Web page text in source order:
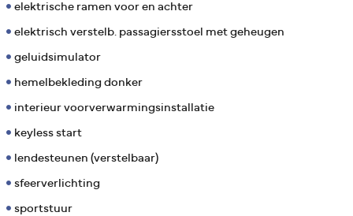
elektrische ramen voor en achter
elektrisch verstelb. passagiersstoel met geheugen
geluidsimulator
hemelbekleding donker
interieur voorverwarmingsinstallatie
keyless start
lendesteunen (verstelbaar)
sfeerverlichting
sportstuur